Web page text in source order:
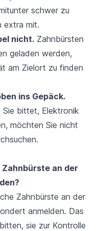
schwer zu
extra mit.
nicht. Zahnbürsten
geladen werden,
am Zielort zu finden
ins Gepäck.
Sie bittet, Elektronik
möchten Sie nicht
an der
Zahnbürste an der
anmelden. Das
sie zur Kontrolle